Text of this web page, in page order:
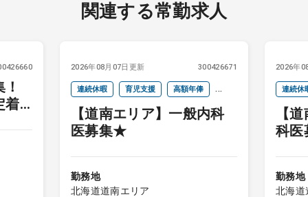
関連する常勤求人
着
2026年08月07日更新 300426671
連続休暇 育児支援 高額年俸
インセンティブ
【道南エリア】一般内科
医募集★
勤務地
北海道道南エリア
2026年
連続休
イン
【
科
勤務地
北海道